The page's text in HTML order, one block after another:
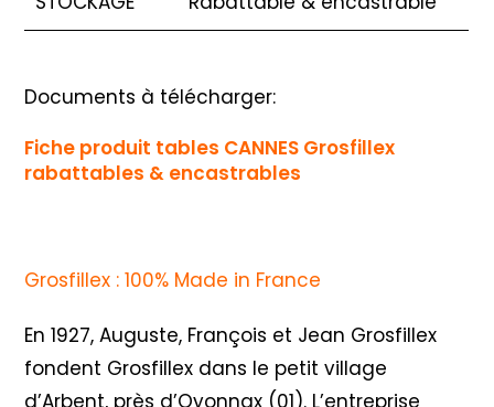
Documents à télécharger:
Fiche produit tables CANNES Grosfillex
rabattables & encastrables
Grosfillex : 100% Made in France
En 1927, Auguste, François et Jean Grosfillex
fondent Grosfillex dans le petit village
d’Arbent, près d’Oyonnax (01). L’entreprise